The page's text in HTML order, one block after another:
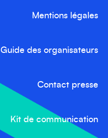
Mentions légales
Guide des organisateurs
Contact presse
Kit de communication